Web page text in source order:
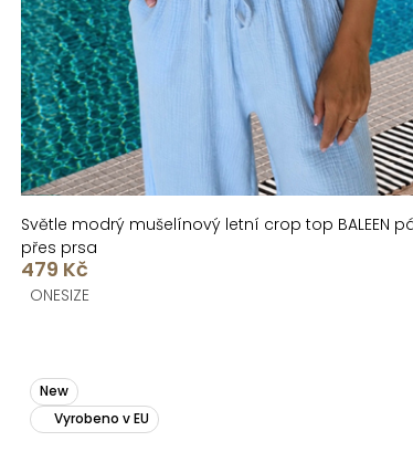
Světle modrý mušelínový letní crop top BALEEN
přes prsa
479 Kč
ONESIZE
New
Vyrobeno v EU